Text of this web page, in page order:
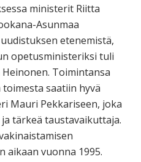
ministerit Riitta
Asunmaa
etenemistä,
opetusministeriksi tuli
Toimintansa
saatiin hyvä
Mauri Pekkariseen, joka
tärkeä taustavaikuttaja.
aikaan vuonna 1995.